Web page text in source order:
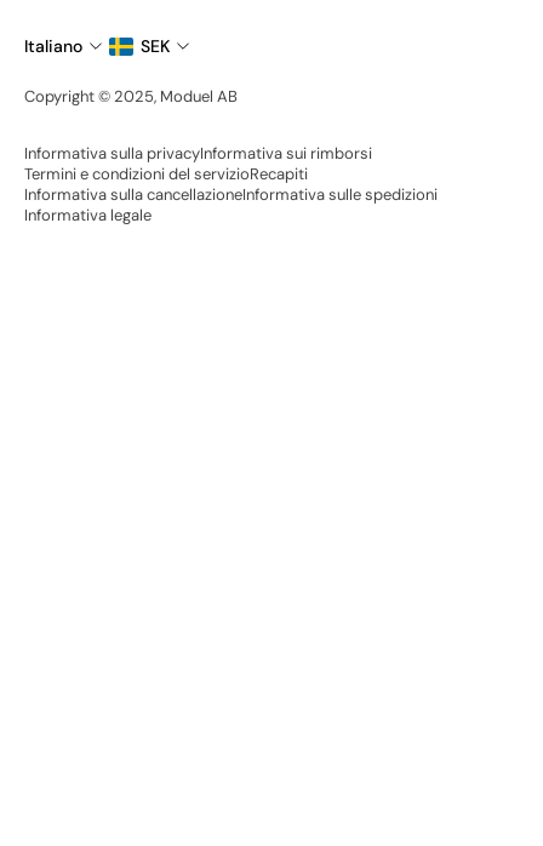
Contattaci
Condividi la tua configurazione
nostre novità e uscite di prodotti.
Italiano SEK
Copyright © 2025, Moduel AB
Informativa sulla privacyInformativa sui rimborsi
Termini e condizioni del servizioRecapiti
Informativa sulla cancellazioneInformativa sulle spedizioni
Informativa legale